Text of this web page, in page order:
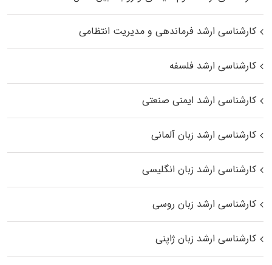
کارشناسی ارشد فرماندهی و مدیریت انتظامی
کارشناسی ارشد فلسفه
کارشناسی ارشد ایمنی صنعتی
کارشناسی ارشد زبان آلمانی
کارشناسی ارشد زبان انگلیسی
کارشناسی ارشد زبان روسی
کارشناسی ارشد زبان ژاپنی